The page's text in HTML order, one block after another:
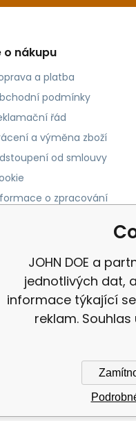
o nákupu
a platba
podmínky
řád
a výměna zboží
od smlouvy
o zpracování
JOHN DOE a
jednotlivých dat,
informace týkající
reklam.